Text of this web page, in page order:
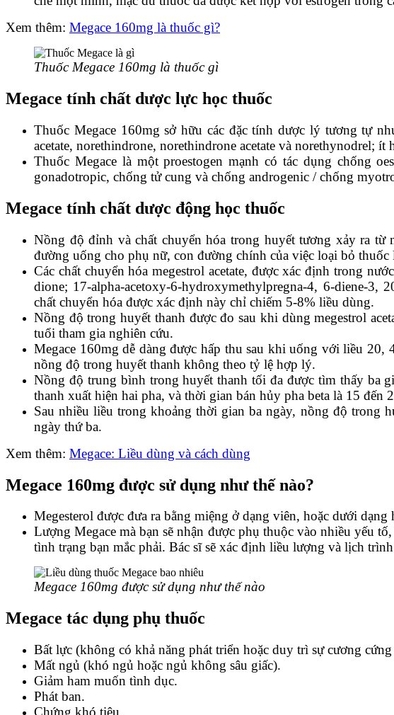
Xem thêm: Megace 160mg là thuốc gì?
Thuốc Megace 160mg là thuốc gì
Megace tính chất dược lực học thuốc
Thuốc Megace 160mg sở hữu các đặc tính dược lý tương tự
acetate, norethindrone, norethindrone acetate và norethynodrel;
Thuốc Megace là một proestogen mạnh có tác dụng chống
gonadotropic, chống tử cung và chống androgenic / chống
Megace tính chất dược động học thuốc
Nồng độ đỉnh và chất chuyển hóa trong huyết tương xảy ra từ
đường uống cho phụ nữ, con đường chính của việc loại bỏ thuốc
Các chất chuyển hóa megestrol acetate, được xác định trong
dione; 17-alpha-acetoxy-6-hydroxymethylpregna-4, 6-diene-3,
chất chuyển hóa được xác định này chỉ chiếm 5-8% liều dùng.
Nồng độ trong huyết thanh được đo sau khi dùng megestrol
tuổi tham gia nghiên cứu.
Megace 160mg dễ dàng được hấp thu sau khi uống với liều
nồng độ trong huyết thanh không theo tỷ lệ hợp lý.
Nồng độ trung bình trong huyết thanh tối đa được tìm thấy ba
thanh xuất hiện hai pha, và thời gian bán hủy pha beta là 15 đến
Sau nhiều liều trong khoảng thời gian ba ngày, nồng độ trong
ngày thứ ba.
Xem thêm: Megace: Liều dùng và cách dùng
Megace 160mg được sử dụng như thế nào?
Megesterol được đưa ra bằng miệng ở dạng viên, hoặc dưới
Lượng Megace mà bạn sẽ nhận được phụ thuộc vào nhiều yếu
tình trạng bạn mắc phải. Bác sĩ sẽ xác định liều lượng và lịch
Megace 160mg được sử dụng như thế nào
Megace tác dụng phụ thuốc
Bất lực (không có khả năng phát triển hoặc duy trì sự cương
Mất ngủ (khó ngủ hoặc ngủ không sâu giấc).
Giảm ham muốn tình dục.
Phát ban.
Chứng khó tiêu.